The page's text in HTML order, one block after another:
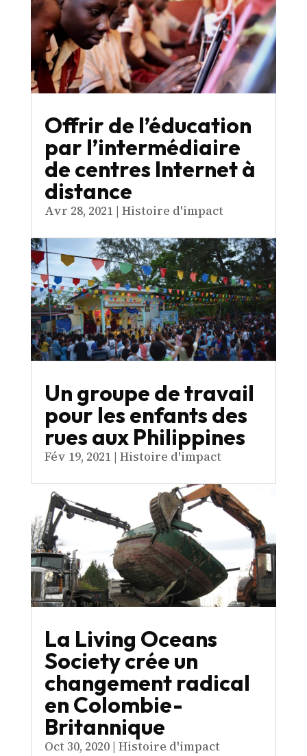
Offrir de l’éducation
par l’intermédiaire
de centres Internet à
distance
Avr 28, 2021| Histoire d'impact
Un groupe de travail
pour les enfants des
rues aux Philippines
Fév 19, 2021| Histoire d'impact
La Living Oceans
Society crée un
changement radical
en Colombie-
Britannique
Oct 30, 2020| Histoire d'impact